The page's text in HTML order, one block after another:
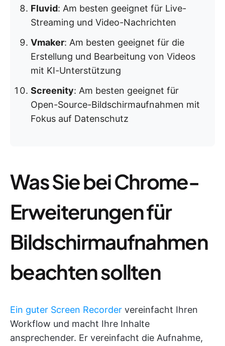
Fluvid: Am besten geeignet für Live-
Streaming und Video-Nachrichten
Vmaker: Am besten geeignet für die
Erstellung und Bearbeitung von Videos
mit KI-Unterstützung
Screenity: Am besten geeignet für
Open-Source-Bildschirmaufnahmen mit
Fokus auf Datenschutz
Was Sie bei Chrome-
Erweiterungen für
Bildschirmaufnahmen
beachten sollten
Ein guter Screen Recorder vereinfacht Ihren
Workflow und macht Ihre Inhalte
ansprechender. Er vereinfacht die Aufnahme,